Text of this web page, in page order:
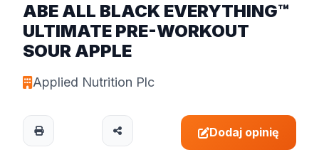
ABE ALL BLACK EVERYTHING™
ULTIMATE PRE-WORKOUT
SOUR APPLE
Applied Nutrition Plc
Dodaj opinię